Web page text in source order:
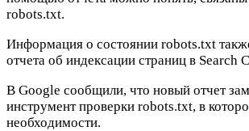
robots.txt.
Информация о состоянии robots.txt
отчета об индексации страниц в Search
В Google сообщили, что новый отчет
инструмент проверки robots.txt, в
необходимости.